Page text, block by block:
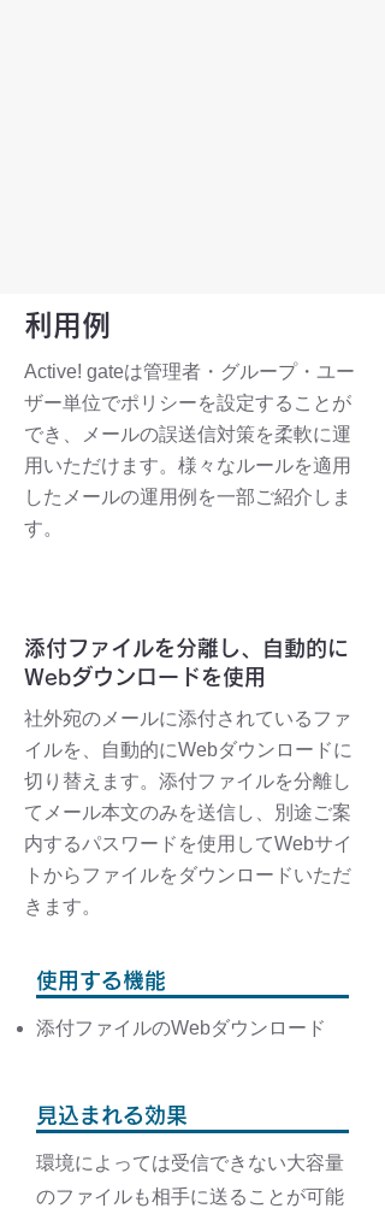
利用例
Active! gateは管理者・グループ・ユー
ザー単位でポリシーを設定することが
でき、メールの誤送信対策を柔軟に運
用いただけます。様々なルールを適用
したメールの運用例を一部ご紹介しま
す。
添付ファイルを分離し、自動的に
Webダウンロードを使用
社外宛のメールに添付されているファ
イルを、自動的にWebダウンロードに
切り替えます。添付ファイルを分離し
てメール本文のみを送信し、別途ご案
内するパスワードを使用してWebサイ
トからファイルをダウンロードいただ
きます。
使用する機能
添付ファイルのWebダウンロード
見込まれる効果
環境によっては受信できない大容量
のファイルも相手に送ることが可能